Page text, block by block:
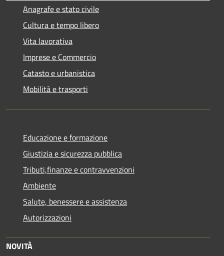
Anagrafe e stato civile
Cultura e tempo libero
Vita lavorativa
Imprese e Commercio
Catasto e urbanistica
Mobilità e trasporti
Educazione e formazione
Giustizia e sicurezza pubblica
Tributi,finanze e contravvenzioni
Ambiente
Salute, benessere e assistenza
Autorizzazioni
NOVITÀ